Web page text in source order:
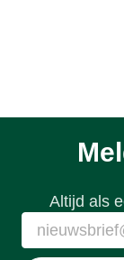
Altijd als